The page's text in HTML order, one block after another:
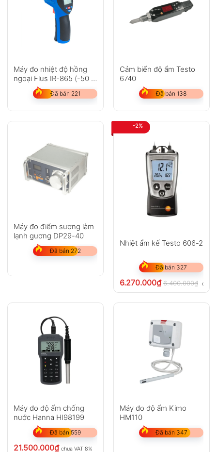
Máy đo nhiệt độ hồng
ngoại Flus IR-865 (-50 ~
1850?C)
Đã bán 221
Cảm biến độ ẩm Testo
6740
Đã bán 138
Máy đo điểm sương làm
lạnh gương DP29-40
Đã bán 272
-2%
Nhiệt ẩm kế Testo 606-2
Đã bán 327
6.270.000₫ 6.400.000₫ chưa
Máy đo độ ẩm chống
nước Hanna HI98199
Đã bán 559
21.500.000₫ chưa VAT 8%
Máy đo độ ẩm Kimo
HM110
Đã bán 347